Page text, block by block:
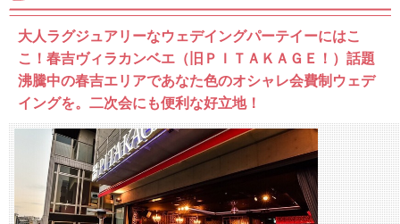
大人ラグジュアリーなウェデイングパーテイーにはこ
こ！春吉ヴィラカンベエ（旧ＰＩＴＡＫＡＧＥ！）話題
沸騰中の春吉エリアであなた色のオシャレ会費制ウェデ
イングを。二次会にも便利な好立地！